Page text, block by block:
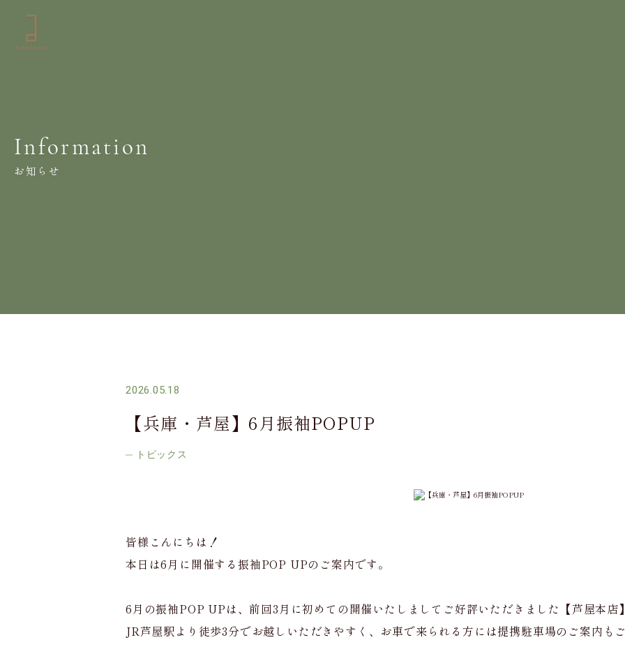
Information
お知らせ
2026.05.18
【兵庫・芦屋】6月振袖POPUP
トピックス
皆様こんにちは！
本日は6月に開催する振袖POP UPのご案内です。
6月の振袖POP UPは、前回3月に初めての開催いたしましてご好評いただきました【芦屋本店
JR芦屋駅より徒歩3分でお越しいただきやすく、お車で来られる方には提携駐車場のご案内もご